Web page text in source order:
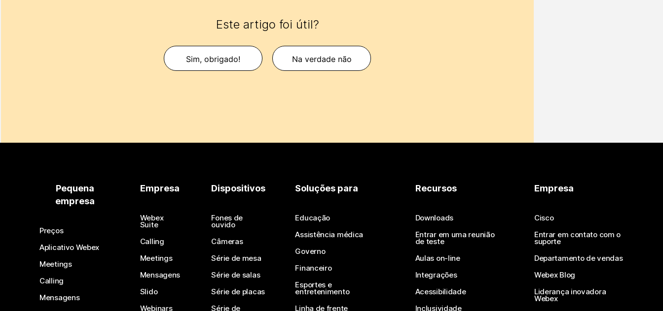
Este artigo foi útil?
Sim, obrigado! Na verdade não
Pequena
empresa
Preços
Aplicativo Webex
Meetings
Calling
Mensagens
Empresa
Webex
Suite
Calling
Meetings
Mensagens
Slido
Webinars
Dispositivos
Fones de
ouvido
Câmeras
Série de mesa
Série de salas
Série de placas
Série de
Soluções para
Educação
Assistência médica
Governo
Financeiro
Esportes e
entretenimento
Linha de frente
Recursos
Downloads
Entrar em uma reunião
de teste
Aulas on-line
Integrações
Acessibilidade
Inclusividade
Empresa
Cisco
Entrar em contato com o
suporte
Departamento de vendas
Webex Blog
Liderança inovadora
Webex